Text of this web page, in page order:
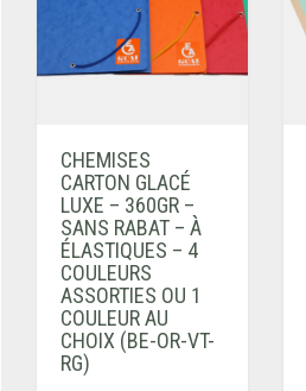
CHEMISES
CARTON GLACÉ
LUXE – 360GR –
SANS RABAT – À
ÉLASTIQUES – 4
COULEURS
ASSORTIES OU 1
COULEUR AU
CHOIX (BE-OR-VT-
RG)